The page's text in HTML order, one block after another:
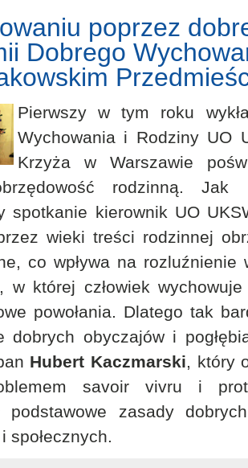
poprzez
Dobrego
Pierwszy w tym roku
Wychowania i Rodziny UO
Krzyża w Warszawie
rodzinną. Jak
spotkanie kierownik UO
wieki treści rodzinnej
co wpływa na
w której człowiek
powołania. Dlatego tak
dobrych obyczajów i
Hubert Kaczmarski, który
savoir vivru i
podstawowe zasady
społecznych.